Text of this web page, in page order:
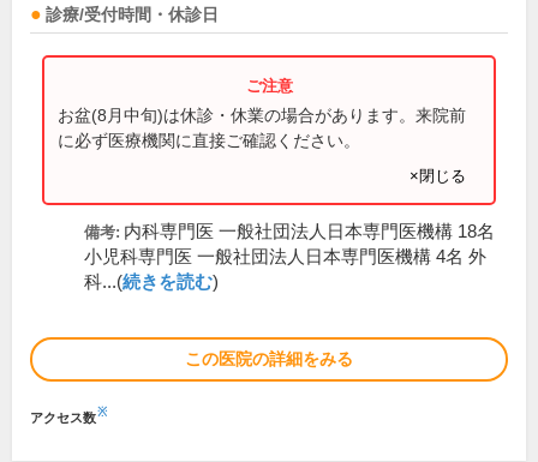
診療/受付時間・休診日
お盆(8月中旬)は休診・休業の場合があります。来院前
に必ず医療機関に直接ご確認ください。
×閉じる
備考: 内科専門医 一般社団法人日本専門医機構 18名
小児科専門医 一般社団法人日本専門医機構 4名 外
科...(続きを読む)
この医院の詳細をみる
アクセス数※